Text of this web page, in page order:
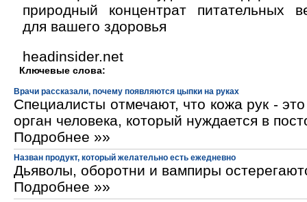
природный концентрат питательных
для вашего здоровья
headinsider.net
Ключевые слова:
Врачи рассказали, почему появляются цыпки на руках
Специалисты отмечают, что кожа рук -
орган человека, который нуждается в
Подробнее »»
Назван продукт, который желательно есть ежедневно
Дьяволы, оборотни и вампиры
Подробнее »»